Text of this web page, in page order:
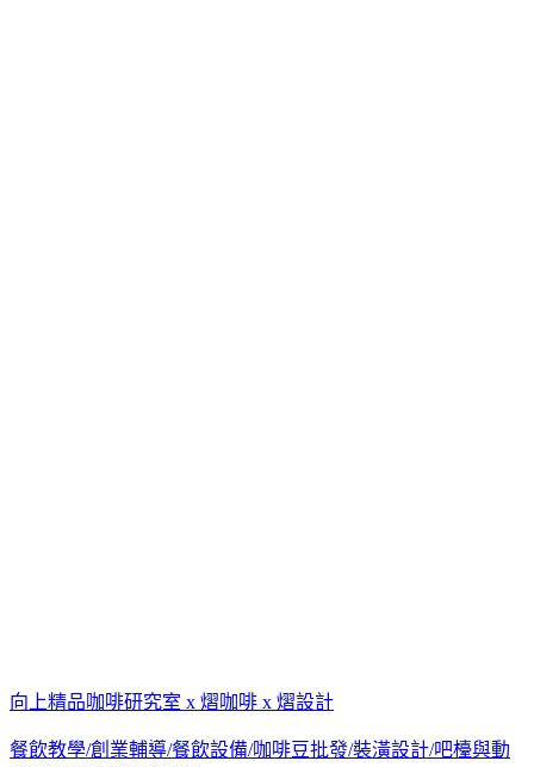
向上精品咖啡研究室 x 熠咖啡 x 熠設計
餐飲教學/創業輔導/餐飲設備/咖啡豆批發/裝潢設計/吧檯與動